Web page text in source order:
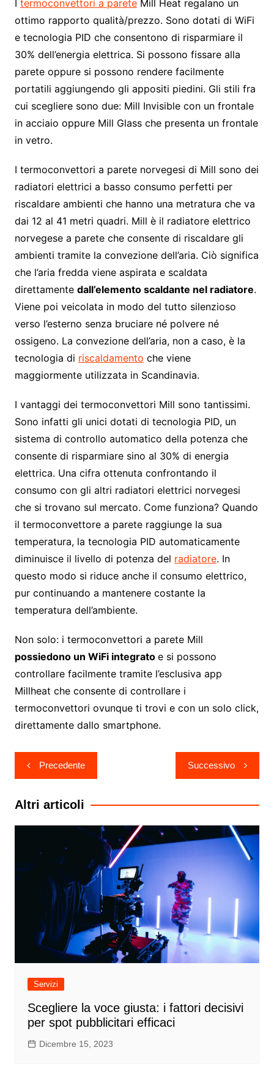
termoconvettori a pareteMill Heat regalano un
ottimo rapporto qualità/prezzo. Sono dotati di WiFi
e tecnologia PID che consentono di risparmiare il
30% dell’energia elettrica. Si possono fissare alla
parete oppure si possono rendere facilmente
portatili aggiungendo gli appositi piedini. Gli stili fra
cui scegliere sono due: Mill Invisible con un frontale
in acciaio oppure Mill Glass che presenta un frontale
in vetro.
I termoconvettori a parete norvegesi di Mill sono dei
radiatori elettrici a basso consumo perfetti per
riscaldare ambienti che hanno una metratura che va
dai 12 al 41 metri quadri. Mill è il radiatore elettrico
norvegese a parete che consente di riscaldare gli
ambienti tramite la convezione dell’aria. Ciò significa
che l’aria fredda viene aspirata e scaldata
direttamente dall’elemento scaldante nel radiatore.
Viene poi veicolata in modo del tutto silenzioso
verso l’esterno senza bruciare né polvere né
ossigeno. La convezione dell’aria, non a caso, è la
tecnologia di riscaldamento che viene
maggiormente utilizzata in Scandinavia.
I vantaggi dei termoconvettori Mill sono tantissimi.
Sono infatti gli unici dotati di tecnologia PID, un
sistema di controllo automatico della potenza che
consente di risparmiare sino al 30% di energia
elettrica. Una cifra ottenuta confrontando il
consumo con gli altri radiatori elettrici norvegesi
che si trovano sul mercato. Come funziona? Quando
il termoconvettore a parete raggiunge la sua
temperatura, la tecnologia PID automaticamente
diminuisce il livello di potenza del radiatore. In
questo modo si riduce anche il consumo elettrico,
pur continuando a mantenere costante la
temperatura dell’ambiente.
Non solo: i termoconvettori a parete Mill
possiedono un WiFi integrato e si possono
controllare facilmente tramite l’esclusiva app
Millheat che consente di controllare i
termoconvettori ovunque ti trovi e con un solo click,
direttamente dallo smartphone.
Navigazione
articoli
Precedente Successivo
Altri articoli
Servizi
Scegliere la voce giusta: i fattori decisivi
per spot pubblicitari efficaci
Dicembre 15, 2023